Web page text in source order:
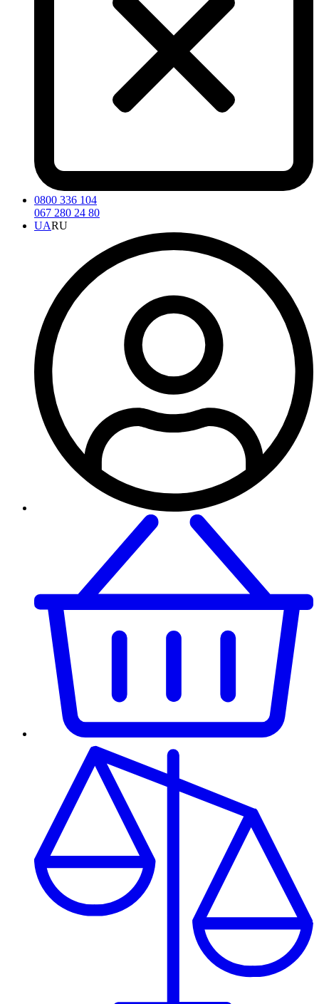
0800 336 104
067 280 24 80
UARU